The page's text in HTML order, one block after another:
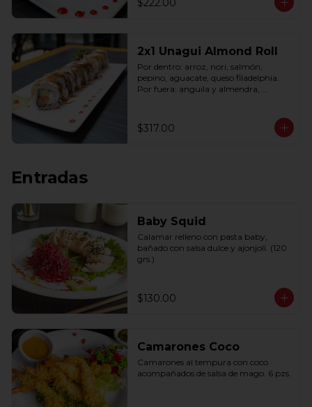
$222.00
2x1 Unagui Almond Roll
Por dentro: arroz, nori, salmón,
pepino, aguacate, queso filadelphia.
Por fuera: anguila y almendra,
$317.00
Entradas
Baby Squid
Calamar relleno con pasta baby,
bañado con salsa dulce y ajonjolí. (120
grs.)
$130.00
Camarones Coco
Camarones al tempura con coco
acompañados de salsa de mago. 6 pzs.